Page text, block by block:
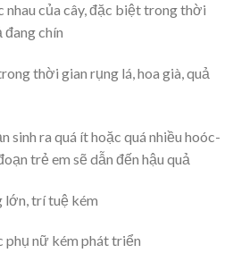
nhau của cây, đặc biệt trong thời
đang chín
thời gian rụng lá, hoa già, quả
sinh ra quá ít hoặc quá nhiều hoóc-
trẻ em sẽ dẫn đến hậu quả
lớn, trí tuệ kém
phụ nữ kém phát triển